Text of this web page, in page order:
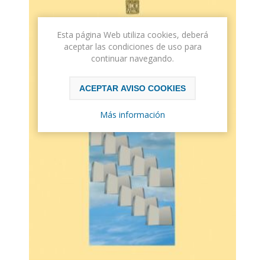
Esta página Web utiliza cookies, deberá
aceptar las condiciones de uso para
continuar navegando.
ACEPTAR AVISO COOKIES
Más información